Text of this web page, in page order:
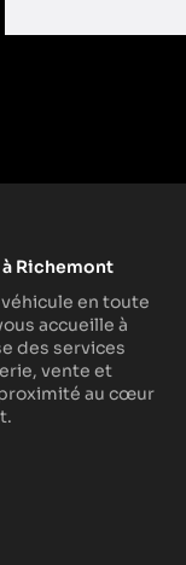
Richemont
en toute
accueille à
des services
vente et
au cœur